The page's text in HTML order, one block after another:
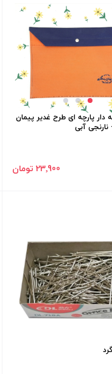
دار پارچه ای طرح غدیر پیمان
آبی
23٬900 تومان